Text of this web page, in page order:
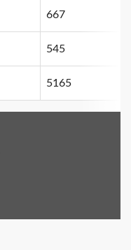
667
545
5165